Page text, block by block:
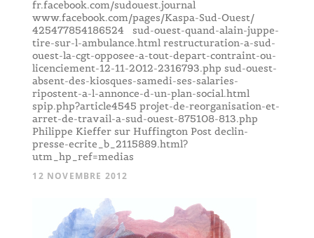
fr.facebook.com/sudouest.journal
www.facebook.com/pages/Kaspa-Sud-Ouest/
425477854186524 sud-ouest-quand-alain-juppe-
tire-sur-l-ambulance.html restructuration-a-sud-
ouest-la-cgt-opposee-a-tout-depart-contraint-ou-
licenciement-12-11-2012-2316793.php sud-ouest-
absent-des-kiosques-samedi-ses-salaries-
ripostent-a-l-annonce-d-un-plan-social.html
spip.php?article4545 projet-de-reorganisation-et-
arret-de-travail-a-sud-ouest-875108-813.php
Philippe Kieffer sur Huffington Post declin-
presse-ecrite_b_2115889.html?
utm_hp_ref=medias
12 NOVEMBRE 2012